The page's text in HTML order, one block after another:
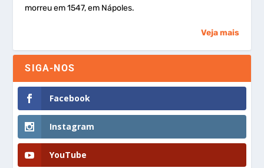
morreu em 1547, em Nápoles.
Veja mais
SIGA-NOS
Facebook
Instagram
YouTube